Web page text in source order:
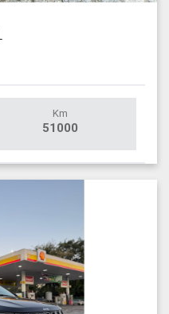
Km
51000